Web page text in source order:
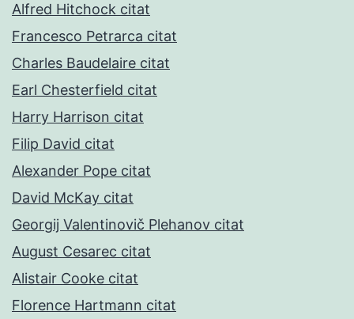
Alfred Hitchock citat
Francesco Petrarca citat
Charles Baudelaire citat
Earl Chesterfield citat
Harry Harrison citat
Filip David citat
Alexander Pope citat
David McKay citat
Georgij Valentinovič Plehanov citat
August Cesarec citat
Alistair Cooke citat
Florence Hartmann citat